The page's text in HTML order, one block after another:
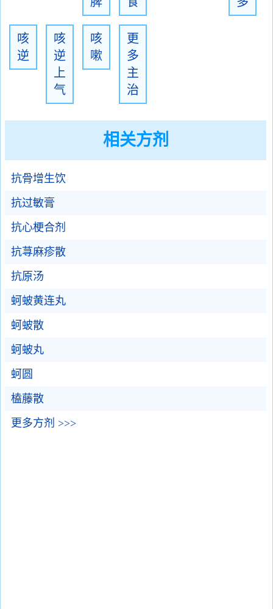
咳
逆
咳
逆
上
气
咳
嗽
更
多
主
治
相关方剂
抗骨增生饮
抗过敏膏
抗心梗合剂
抗荨麻疹散
抗原汤
蚵蚾黄连丸
蚵蚾散
蚵蚾丸
蚵圆
榼藤散
更多方剂 >>>